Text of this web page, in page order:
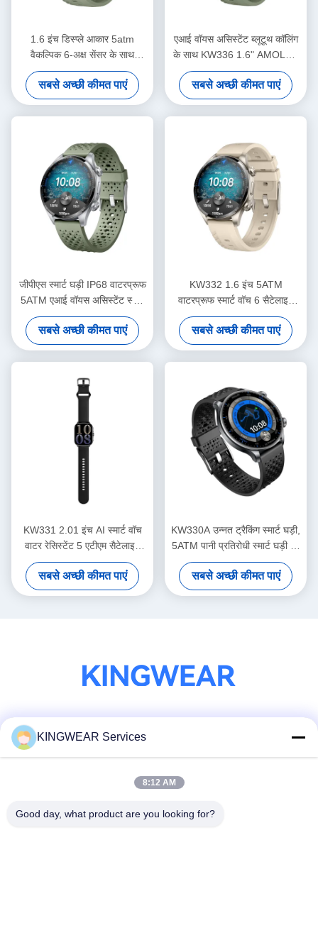
1.6 इंच डिस्प्ले आकार 5atm
वैकल्पिक 6-अक्ष सेंसर के साथ
जलरोधक स्मार्ट घड़ी
सबसे अच्छी कीमत पाएं
एआई वॉयस असिस्टेंट ब्लूटूथ कॉलिंग
के साथ KW336 1.6" AMOLED
जीपीएस स्मार्टवॉच
सबसे अच्छी कीमत पाएं
जीपीएस स्मार्ट घड़ी IP68 वाटरप्रूफ
5ATM एआई वॉयस असिस्टेंट स्मार्ट
घड़ी
सबसे अच्छी कीमत पाएं
KW332 1.6 इंच 5ATM
वाटरप्रूफ स्मार्ट वॉच 6 सैटेलाइट
जीपीएस 170+ स्पोर्ट्स मोड के साथ
सबसे अच्छी कीमत पाएं
KW331 2.01 इंच AI स्मार्ट वॉच
वाटर रेसिस्टेंट 5 एटीएम सैटेलाइट
पोजिशनिंग के साथ
सबसे अच्छी कीमत पाएं
KW330A उन्नत ट्रैकिंग स्मार्ट घड़ी,
5ATM पानी प्रतिरोधी स्मार्ट घड़ी AI
के साथ
सबसे अच्छी कीमत पाएं
सोशल मीडिया
टेलीफोन
KINGWEAR Services
8:12 AM
Good day, what product are you looking for?